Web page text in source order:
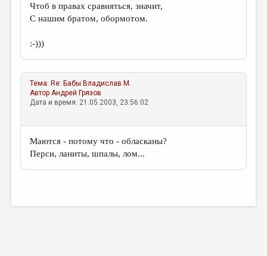
Чтоб в правах сравняться, значит,
С нашим братом, обормотом.
:-)))
Тема:Re: Бабы Владислав М.
Автор Андрей Грязов
Дата и время: 21.05.2003, 23:56:02
Маются - потому что - обласканы?
Перси, ланиты, шпалы, лом...